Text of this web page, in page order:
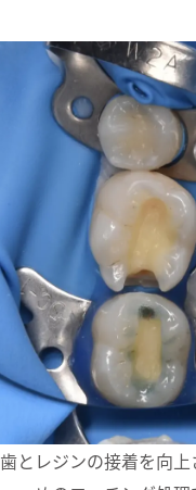
歯とレジンの接着を向上